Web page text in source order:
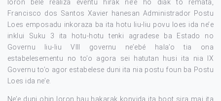
loron bele realiza eventu hirak ne’e ho diak to remata,
Francisco dos Santos Xavier hanesan Administrador Postu
Loes emposadu inkoraza ba ita hotu liu-liu povu loes ida ne’e
inklui Suku 3 ita hotu-hotu tenki agradese ba Estado no
Governu liu-liu VIII governu ne’ebé hala’o tia ona
estabelesementu no to’o agora sei hatutan husi ita nia IX
Governu to’o agor estabelese duni ita nia postu foun ba Postu
Loes ida ne’e.
Ne’e duni ohin loron hau hakarak konvida ita boot sira mai ita